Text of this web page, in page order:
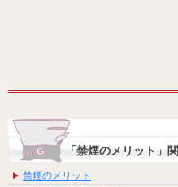
「禁煙のメリット」
禁煙のメリット